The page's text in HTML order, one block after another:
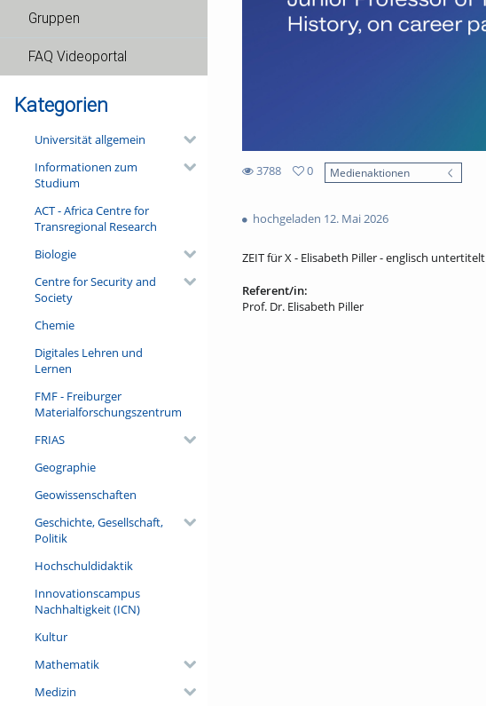
Gruppen
FAQ Videoportal
Kategorien
Universität allgemein
Informationen zum
Studium
ACT - Africa Centre for
Transregional Research
Biologie
Centre for Security and
Society
Chemie
Digitales Lehren und
Lernen
FMF - Freiburger
Materialforschungszentrum
FRIAS
Geographie
Geowissenschaften
Geschichte, Gesellschaft,
Politik
Hochschuldidaktik
Innovationscampus
Nachhaltigkeit (ICN)
Kultur
Mathematik
Medizin
3788
views
0
Medienaktionen
hochgeladen 12. Mai 2026
ZEIT für X - Elisabeth Piller - englisch untertitelt
Referent/in:
Prof. Dr. Elisabeth Piller